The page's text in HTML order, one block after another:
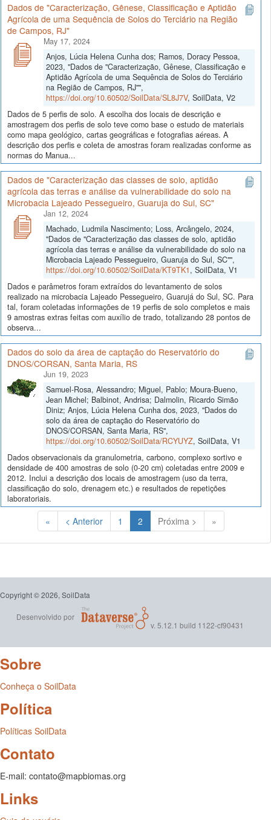
Dados de "Caracterização, Gênese, Classificação e Aptidão
Agrícola de uma Sequência de Solos do Terciário na Região
de Campos, RJ"
May 17, 2024
Anjos, Lúcia Helena Cunha dos; Ramos, Doracy Pessoa,
2023, "Dados de "Caracterização, Gênese, Classificação e
Aptidão Agrícola de uma Sequência de Solos do Terciário
na Região de Campos, RJ"",
https://doi.org/10.60502/SoilData/SL8J7V, SoilData, V2
Dados de 5 perfis de solo. A escolha dos locais de descrição e
amostragem dos perfis de solo teve como base o estudo de materiais
como mapa geológico, cartas geográficas e fotografias aéreas. A
descrição dos perfis e coleta de amostras foram realizadas conforme as
normas do Manua...
Dados de "Caracterização das classes de solo, aptidão
agrícola das terras e análise da vulnerabilidade do solo na
Microbacia Lajeado Pessegueiro, Guaruja do Sul, SC"
Jan 12, 2024
Machado, Ludmila Nascimento; Loss, Arcângelo, 2024,
"Dados de "Caracterização das classes de solo, aptidão
agrícola das terras e análise da vulnerabilidade do solo na
Microbacia Lajeado Pessegueiro, Guaruja do Sul, SC"",
https://doi.org/10.60502/SoilData/KT9TK1, SoilData, V1
Dados e parâmetros foram extraídos do levantamento de solos
realizado na microbacia Lajeado Pessegueiro, Guarujá do Sul, SC. Para
tal, foram coletadas informações de 19 perfis de solo completos e mais
9 amostras extras feitas com auxílio de trado, totalizando 28 pontos de
observa...
Dados do solo da área de captação do Reservatório do
DNOS/CORSAN, Santa Maria, RS
Jun 19, 2023
Samuel-Rosa, Alessandro; Miguel, Pablo; Moura-Bueno,
Jean Michel; Balbinot, Andrisa; Dalmolin, Ricardo Simão
Diniz; Anjos, Lúcia Helena Cunha dos, 2023, "Dados do
solo da área de captação do Reservatório do
DNOS/CORSAN, Santa Maria, RS",
https://doi.org/10.60502/SoilData/RCYUYZ, SoilData, V1
Dados observacionais da granulometria, carbono, complexo sortivo e
densidade de 400 amostras de solo (0-20 cm) coletadas entre 2009 e
2012. Inclui a descrição dos locais de amostragem (uso da terra,
classificação do solo, drenagem etc.) e resultados de repetições
laboratoriais.
« < Anterior 1 2 (Atual)Próxima > »
Copyright © 2026, SoilData
Desenvolvido por
v. 5.12.1 build 1122-cf90431
Sobre
Conheça o SoilData
Política
Políticas SoilData
Contato
E-mail: contato@mapbiomas.org
Links